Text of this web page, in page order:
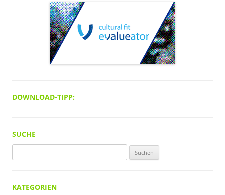
DOWNLOAD-TIPP:
SUCHE
nach:
KATEGORIEN